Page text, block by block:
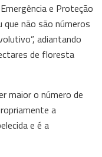
e Proteção
que não são números
adiantando
de floresta
maior o número de
a
e é a